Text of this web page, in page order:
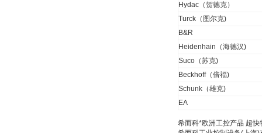
Hydac（贺德克）
Turck（图尔克)
B&R
Heidenhain（海德汉)
Suco（苏克)
Beckhoff（倍福)
Schunk（雄克)
EA
希而科*欧洲工控产品 超